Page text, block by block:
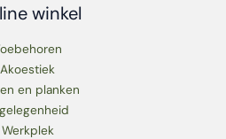
winkel
Akoestiek
en planken
Werkplek